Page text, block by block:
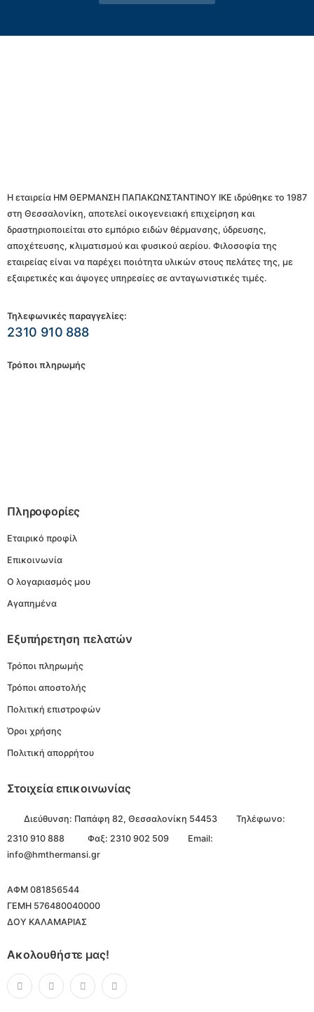
Η εταιρεία ΗΜ ΘΕΡΜΑΝΣΗ ΠΑΠΑΚΩΝΣΤΑΝΤΙΝΟΥ ΙΚΕ ιδρύθηκε το 1987
στη Θεσσαλονίκη, αποτελεί οικογενειακή επιχείρηση και
δραστηριοποιείται στο εμπόριο ειδών θέρμανσης, ύδρευσης,
αποχέτευσης, κλιματισμού και φυσικού αερίου. Φιλοσοφία της
εταιρείας είναι να παρέχει ποιότητα υλικών στους πελάτες της, με
εξαιρετικές και άψογες υπηρεσίες σε ανταγωνιστικές τιμές.
Τηλεφωνικές παραγγελίες:
2310 910 888
Τρόποι πληρωμής
Πληροφορίες
Εταιρικό προφίλ
Επικοινωνία
Ο λογαριασμός μου
Αγαπημένα
Εξυπήρετηση πελατών
Τρόποι πληρωμής
Τρόποι αποστολής
Πολιτική επιστροφών
Όροι χρήσης
Πολιτική απορρήτου
Στοιχεία επικοινωνίας
Διεύθυνση: Παπάφη 82, Θεσσαλονίκη 54453
Τηλέφωνο:
2310 910 888
Φαξ: 2310 902 509
Email:
info@hmthermansi.gr
ΑΦΜ 081856544
ΓΕΜΗ 576480040000
ΔΟΥ ΚΑΛΑΜΑΡΙΑΣ
Ακολουθήστε μας!